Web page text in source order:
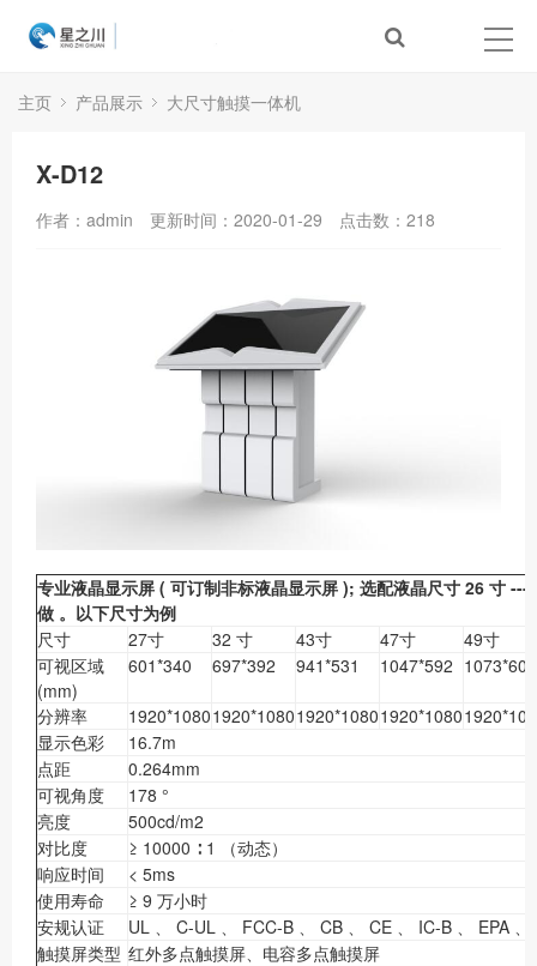
主页 产品展示 大尺寸触摸一体机
X-D12
作者：admin 更新时间：2020-01-29 点击数： 218
专业液晶显示屏 ( 可订制非标液晶显示屏 ); 选配液晶尺寸 26 寸
做 。 以下尺寸为例
尺寸
27寸 32 寸 43寸 47寸
49寸
可视区域
(mm)
601*340 697*392 941*531 1047*592 1073*604
分辨率 1920*10801920*10801920*10801920*1080
显示色彩
16.7m
点距
0.264mm
可视角度
178 °
亮度
500cd/m2
对比度
≥ 10000 ∶ 1 （动态）
响应时间
< 5ms
使用寿命
≥ 9 万小时
安规认证
UL 、 C-UL 、 FCC-B 、 CB 、 CE 、 IC-B 、 EPA 、
触摸屏类型 红外多点触摸屏、电容多点触摸屏